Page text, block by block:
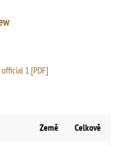
1 [PDF]
Země Celkově